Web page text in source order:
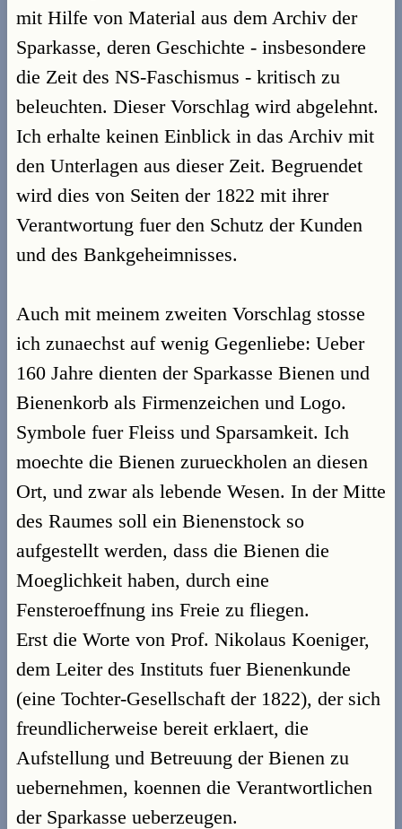
mit Hilfe von Material aus dem Archiv der
Sparkasse, deren Geschichte - insbesondere
die Zeit des NS-Faschismus - kritisch zu
beleuchten. Dieser Vorschlag wird abgelehnt.
Ich erhalte keinen Einblick in das Archiv mit
den Unterlagen aus dieser Zeit. Begruendet
wird dies von Seiten der 1822 mit ihrer
Verantwortung fuer den Schutz der Kunden
und des Bankgeheimnisses.
Auch mit meinem zweiten Vorschlag stosse
ich zunaechst auf wenig Gegenliebe: Ueber
160 Jahre dienten der Sparkasse Bienen und
Bienenkorb als Firmenzeichen und Logo.
Symbole fuer Fleiss und Sparsamkeit. Ich
moechte die Bienen zurueckholen an diesen
Ort, und zwar als lebende Wesen. In der Mitte
des Raumes soll ein Bienenstock so
aufgestellt werden, dass die Bienen die
Moeglichkeit haben, durch eine
Fensteroeffnung ins Freie zu fliegen.
Erst die Worte von Prof. Nikolaus Koeniger,
dem Leiter des Instituts fuer Bienenkunde
(eine Tochter-Gesellschaft der 1822), der sich
freundlicherweise bereit erklaert, die
Aufstellung und Betreuung der Bienen zu
uebernehmen, koennen die Verantwortlichen
der Sparkasse ueberzeugen.